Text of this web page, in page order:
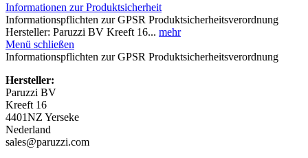
Informationen zur Produktsicherheit
Informationspflichten zur GPSR Produktsicherheitsverordnung
Hersteller: Paruzzi BV Kreeft 16... mehr
Menü schließen
Informationspflichten zur GPSR Produktsicherheitsverordnung
Hersteller:
Paruzzi BV
Kreeft 16
4401NZ Yerseke
Nederland
sales@paruzzi.com